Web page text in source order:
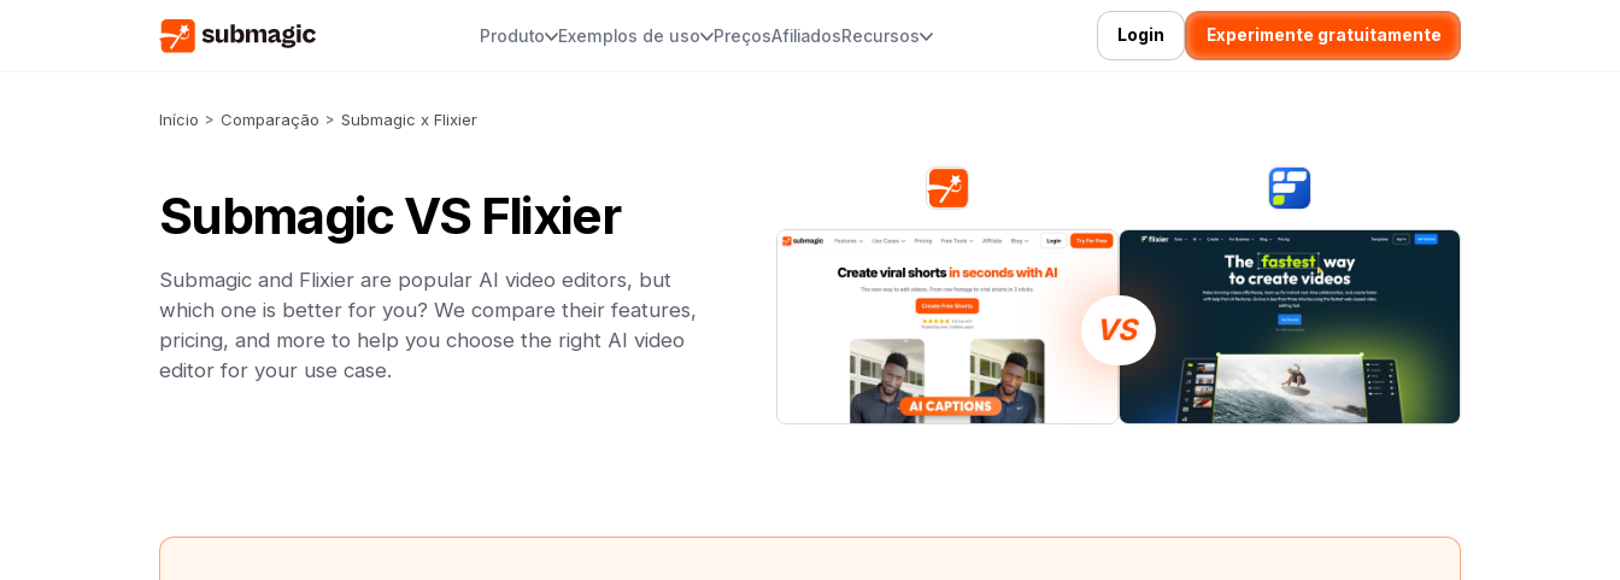
Produto Exemplos de uso PreçosAfiliadosRecursos Login Experimente gratuitamente
Início > Comparação > Submagic x Flixier
Submagic VS Flixier
Submagic and Flixier are popular AI video editors, but
which one is better for you? We compare their features,
pricing, and more to help you choose the right AI video
editor for your use case.
VS